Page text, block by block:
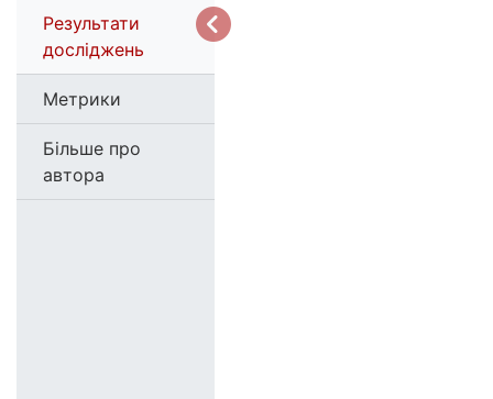
Результати
досліджень
Метрики
Більше про
автора